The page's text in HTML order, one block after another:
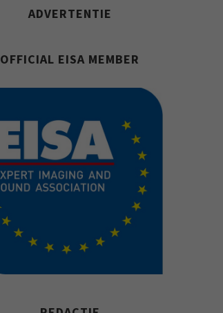
ADVERTENTIE
OFFICIAL EISA MEMBER